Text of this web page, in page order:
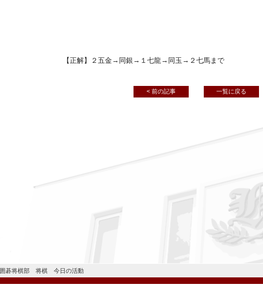
【正解】２五金→同銀→１七龍→同玉→２七馬まで
< 前の記事 一覧に戻る
囲碁将棋部 将棋 今日の活動